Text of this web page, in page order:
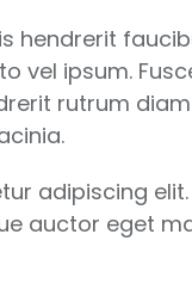
hendrerit
vel ipsum.
rutrum
adipiscing
auctor eget